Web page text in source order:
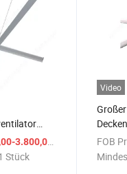
HVLS-
3.800,00 $
Stück
Video
FOB